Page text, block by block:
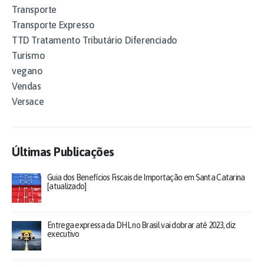
Transporte
Transporte Expresso
TTD Tratamento Tributário Diferenciado
Turismo
vegano
Vendas
Versace
Últimas Publicações
Guia dos Benefícios Fiscais de Importação em Santa Catarina
[atualizado]
Entrega expressa da DHL no Brasil vai dobrar até 2023, diz
executivo